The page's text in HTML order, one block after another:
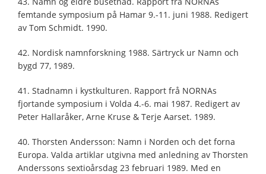
femtande symposium på Hamar 9.-11. juni 1988. Redigert
av Tom Schmidt. 1990.
42. Nordisk namnforskning 1988. Särtryck ur Namn och
bygd 77, 1989.
41. Stadnamn i kystkulturen. Rapport frå NORNAs
fjortande symposium i Volda 4.-6. mai 1987. Redigert av
Peter Hallaråker, Arne Kruse & Terje Aarset. 1989.
40. Thorsten Andersson: Namn i Norden och det forna
Europa. Valda artiklar utgivna med anledning av Thorsten
Anderssons sextioårsdag 23 februari 1989. Med en